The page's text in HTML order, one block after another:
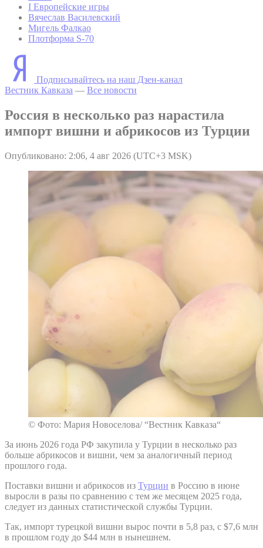
I Европейские игры
Вячеслав Василевский
Мигель Фалкао
Плотформа S-70
Подписывайтесь на наш Дзен-канал
Вестник Кавказа — Все новости
Россия в несколько раз нарастила
импорт вишни и абрикосов из Турции
Опубликовано: 2:06, 4 авг 2026 (UTC+3 MSK)
© Фото: Мария Новоселова/ “Вестник Кавказа“
За июнь 2026 года РФ закупила у Турции в несколько раз
больше абрикосов и вишни, чем за аналогичный период
прошлого года.
Поставки вишни и абрикосов из Турции в Россию в июне
выросли в разы по сравнению с тем же месяцем 2025 года,
следует из данных статистической службы Турции.
Так, импорт турецкой вишни вырос почти в 5,8 раз, с $7,6 млн
в прошлом году до $44 млн в нынешнем.